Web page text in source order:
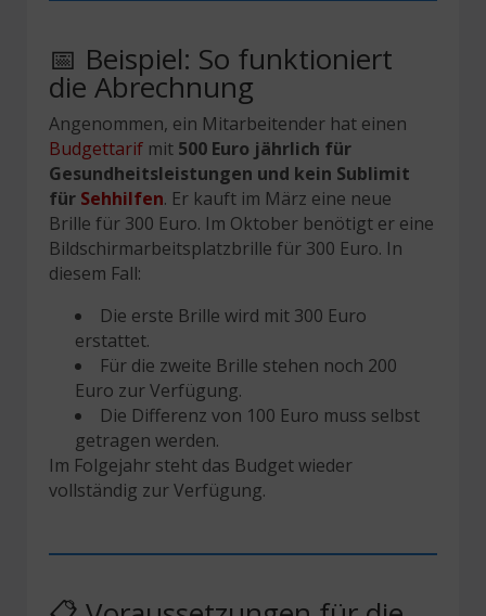
📅 Beispiel: So funktioniert
die Abrechnung
Angenommen, ein Mitarbeitender hat einen
Budgettarif mit 500 Euro jährlich für
Gesundheitsleistungen und kein Sublimit
für Sehhilfen. Er kauft im März eine neue
Brille für 300 Euro. Im Oktober benötigt er eine
Bildschirmarbeitsplatzbrille für 300 Euro. In
diesem Fall:
Die erste Brille wird mit 300 Euro
erstattet.
Für die zweite Brille stehen noch 200
Euro zur Verfügung.
Die Differenz von 100 Euro muss selbst
getragen werden.
Im Folgejahr steht das Budget wieder
vollständig zur Verfügung.